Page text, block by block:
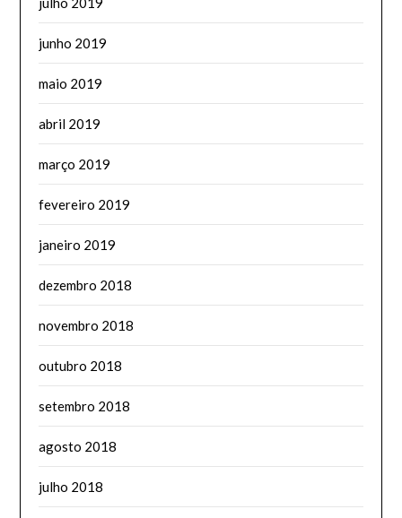
junho 2019
maio 2019
abril 2019
março 2019
fevereiro 2019
janeiro 2019
dezembro 2018
novembro 2018
outubro 2018
setembro 2018
agosto 2018
julho 2018